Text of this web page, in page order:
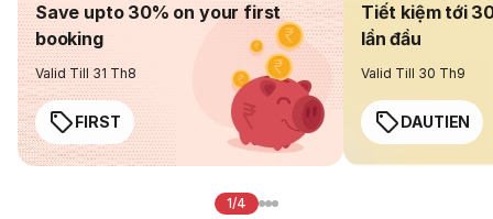
Save upto 30% on your first
booking
Valid Till 31 Th8
FIRST
Tiết kiệm tới
lần đầu
Valid Till 30 Th9
DAUTIEN
1/4